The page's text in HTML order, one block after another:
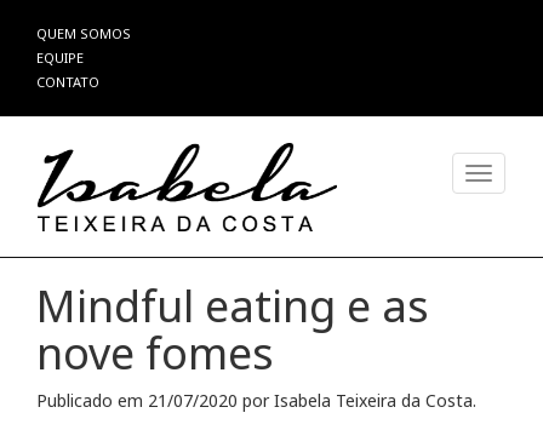
Pular
para
o
QUEM SOMOS
EQUIPE
CONTATO
Mindful eating e as
nove fomes
Publicado em 21/07/2020 porIsabela Teixeira da Costa.